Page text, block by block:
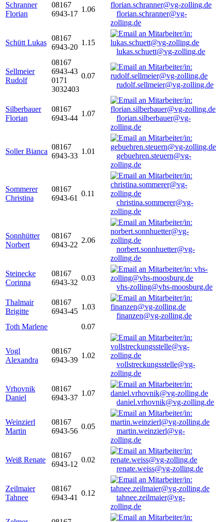
Schranner
Florian
08167
6943-17
1.06
florian.schranner@vg-
zolling.de
Schütt Lukas
08167
6943-20
1.15
lukas.schuett@vg-zolling.de
Sellmeier
Rudolf
08167
6943-43
0171
3032403
0.07
rudolf.sellmeier@vg-zolling.de
Silberbauer
Florian
08167
6943-44
1.07
florian.silberbauer@vg-
zolling.de
Soller Bianca
08167
6943-33
1.01
gebuehren.steuern@vg-
zolling.de
Sommerer
Christina
08167
6943-61
0.11
christina.sommerer@vg-
zolling.de
Sonnhütter
Norbert
08167
6943-22
2.06
norbert.sonnhuetter@vg-
zolling.de
Steinecke
Corinna
08167
6943-32
0.03
vhs-zolling@vhs-moosburg.de
Thalmair
Brigitte
08167
6943-45
1.03
finanzen@vg-zolling.de
Toth Marlene
0.07
Vogl
Alexandra
08167
6943-39
1.02
vollstreckungsstelle@vg-
zolling.de
Vrhovnik
Daniel
08167
6943-37
1.07
daniel.vrhovnik@vg-zolling.de
Weinzierl
Martin
08167
6943-56
0.05
martin.weinzierl@vg-
zolling.de
Weiß Renate
08167
6943-12
0.02
renate.weiss@vg-zolling.de
Zeilmaier
Tahnee
08167
6943-41
0.12
tahnee.zeilmaier@vg-
zolling.de